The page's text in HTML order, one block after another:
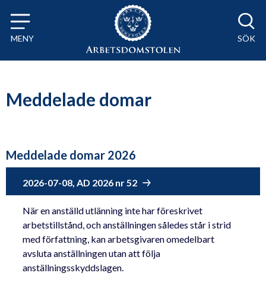
Till innehåll på sidan x
MENY SÖK
Meddelade domar
Meddelade domar 2026
2026-07-08, AD 2026 nr 52
När en anställd utlänning inte har föreskrivet
arbetstillstånd, och anställningen således står i strid
med författning, kan arbetsgivaren omedelbart
avsluta anställningen utan att följa
anställningsskyddslagen.